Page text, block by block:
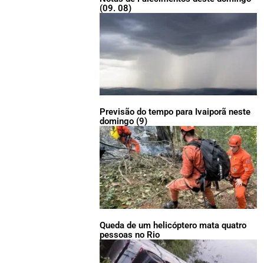
(09. 08)
Previsão do tempo para Ivaiporã neste
domingo (9)
Queda de um helicóptero mata quatro
pessoas no Rio